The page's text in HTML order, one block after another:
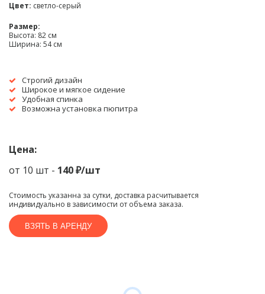
Цвет: светло-серый
Размер:
Высота: 82 см
Ширина: 54 см
Строгий дизайн
Широкое и мягкое сидение
Удобная спинка
Возможна установка пюпитра
Цена:
от 10 шт - 140 ₽/шт
Стоимость указанна за сутки, доставка расчитывается
индивидуально в зависимости от объема заказа.
ВЗЯТЬ В АРЕНДУ